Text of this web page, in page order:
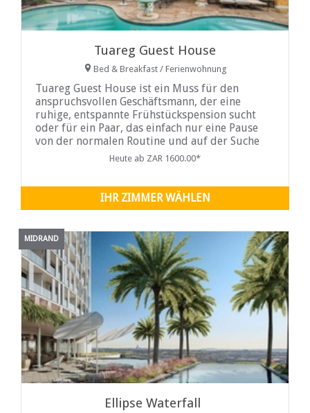
Tuareg Guest House
Bed & Breakfast / Ferienwohnung
Tuareg Guest House ist ein Muss für den
anspruchsvollen Geschäftsmann, der eine
ruhige, entspannte Frühstückspension sucht
oder für ein Paar, das einfach nur eine Pause
von der normalen Routine und auf der Suche
nach einem ruhigen Urlaub machen möchte.
Heute ab ZAR 1600.00*
IHR ZIMMER WÄHLEN
MIDRAND
Ellipse Waterfall